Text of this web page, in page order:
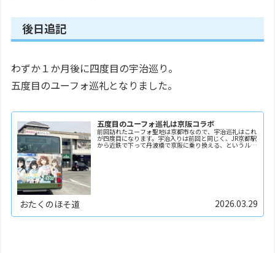
後日追記
わずか１か月後に四度目の宇治巡り。
五度目のユーフォ巡礼となりました。
五度目のユーフォ巡礼は京阪コラボ
前回訪れたユーフォ聖地は京都市なので、宇治巡礼はこれ
が四度目になります。宇治入りは前回と同じく、JR京都駅
から近鉄で下って丹波橋で京阪に乗り換える、というルー
おたくのほそ道 2026.03.29